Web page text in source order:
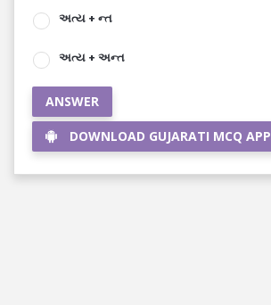
અત્ય + ન્ત
અત્ય + અન્ત
ANSWER
DOWNLOAD GUJARATI MCQ APP